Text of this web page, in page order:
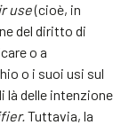
use(cioè, in
del diritto di
o a
o i suoi usi sul
là delle intenzione
Tuttavia, la